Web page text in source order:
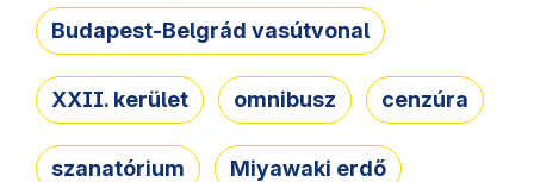
Budapest-Belgrád vasútvonal
XXII. kerület omnibusz cenzúra
szanatórium Miyawaki erdő